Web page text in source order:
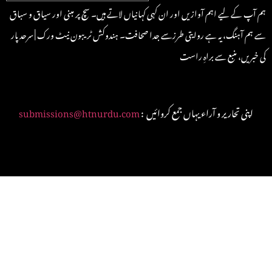
ہم آپ کے لیے اہم آوازیں اور ان کہی کہانیاں لاتے ہیں۔ سچ پر مبنی اور سیاق و سباق
سے ہم آہنگ، یہ ہے روایتی طرزسے جدا صحافت۔ ہندوکش ٹریبون نیٹ ورک | سرحد پار
کی خبریں، منبع سے براہِ راست
submissions@htnurdu.com : اپنی تحاریر و آراء یہاں جمع کروائیں